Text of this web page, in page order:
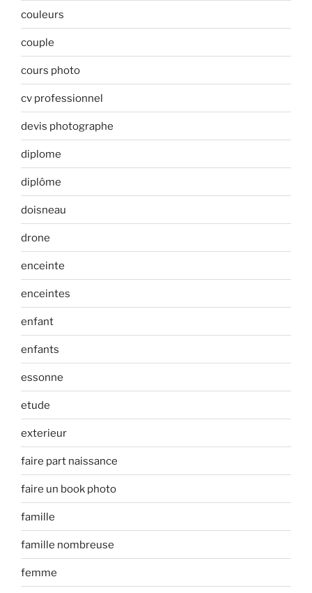
couleurs
couple
cours photo
cv professionnel
devis photographe
diplome
diplôme
doisneau
drone
enceinte
enceintes
enfant
enfants
essonne
etude
exterieur
faire part naissance
faire un book photo
famille
famille nombreuse
femme